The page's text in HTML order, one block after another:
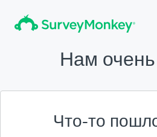
Нам
Что-то